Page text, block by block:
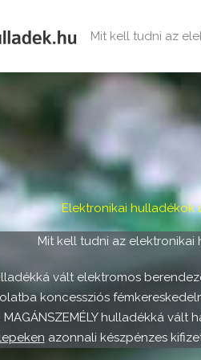
Mit kell tudni az
Elektronikai hulladékok
Mit kell tudni az elektronikai
vált elektromos
koncessziós
MAGÁNSZEMÉLY hulladékká
azonnali készpénzes